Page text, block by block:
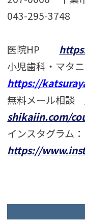
043-295-3748
医院HP
小児歯科・マタ
https://
無料メール相談
shikaiin.com/
インスタグラム
https://